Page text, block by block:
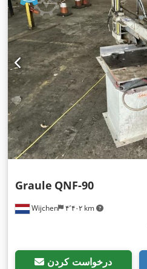
Wijchen ۴٬۴۰۲ km
Graule QNF-90
درخواست کردن